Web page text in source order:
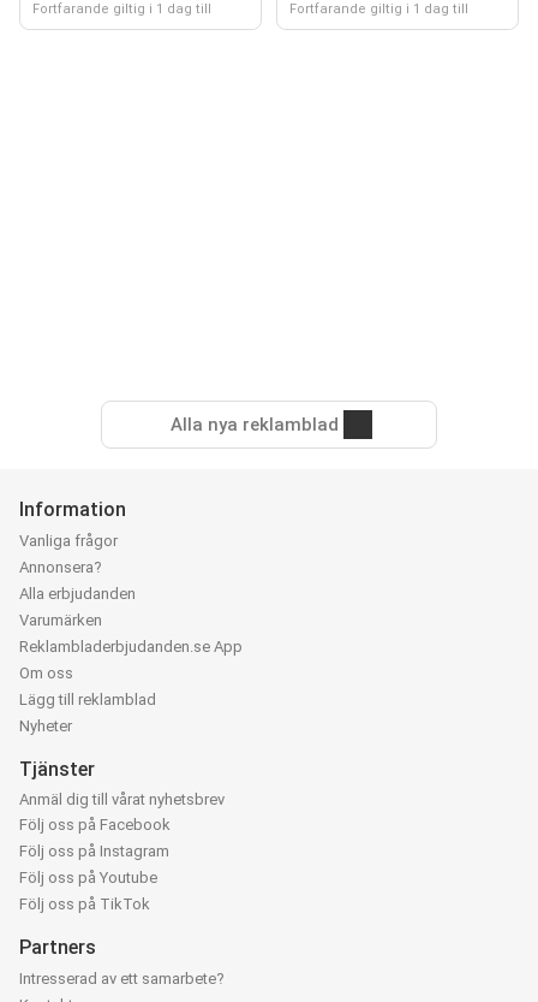
Fortfarande giltig i 1 dag till Fortfarande giltig i 1 dag till
Alla nya reklamblad
Information
Vanliga frågor
Annonsera?
Alla erbjudanden
Varumärken
Reklambladerbjudanden.se App
Om oss
Lägg till reklamblad
Nyheter
Tjänster
Anmäl dig till vårat nyhetsbrev
Följ oss på Facebook
Följ oss på Instagram
Följ oss på Youtube
Följ oss på TikTok
Partners
Intresserad av ett samarbete?